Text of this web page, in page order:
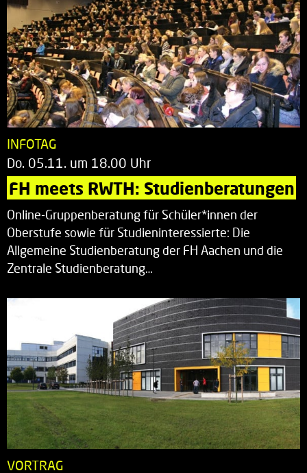
INFOTAG
Do. 05.11. um 18.00 Uhr
FH meets RWTH: Studienberatungen
Online-Gruppenberatung für Schüler*innen der
Oberstufe sowie für Studieninteressierte: Die
Allgemeine Studienberatung der FH Aachen und die
Zentrale Studienberatung…
VORTRAG